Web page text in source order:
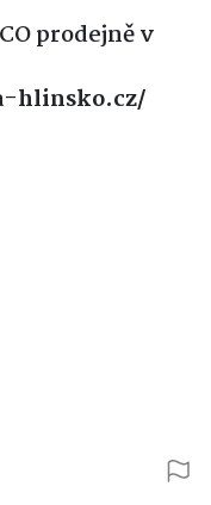
prodejně v
hlinsko.cz/